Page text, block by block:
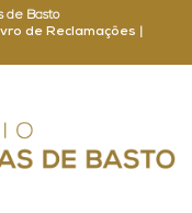
de Basto
de Reclamações